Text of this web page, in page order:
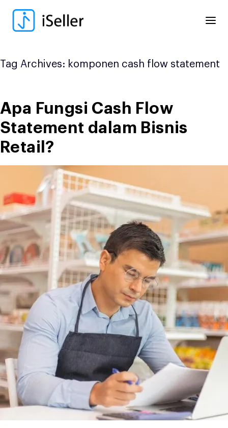
content
Tag Archives: komponen cash flow statement
Apa Fungsi Cash Flow
Statement dalam Bisnis
Retail?